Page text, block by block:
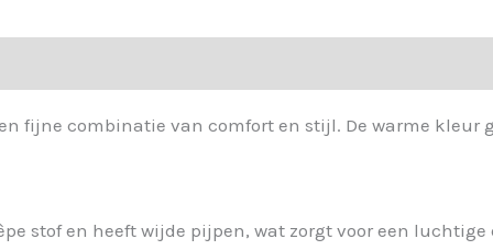
fijne combinatie van comfort en stijl. De warme
stof en heeft wijde pijpen, wat zorgt voor een